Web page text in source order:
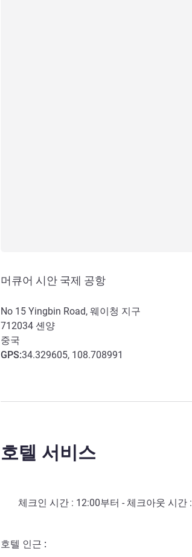
머큐어 시안 국제 공항
No 15 Yingbin Road, 웨이청 지구
712034 셴양
중국
GPS:34.329605, 108.708991
호텔 서비스
체크인 시간 : 12:00부터 - 체크아웃 시간 :
호텔 인근